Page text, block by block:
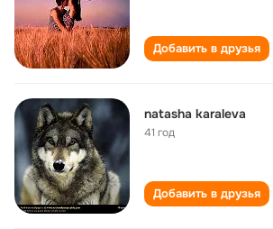
Добавить в друзья
natasha karaleva
41 год
Добавить в друзья